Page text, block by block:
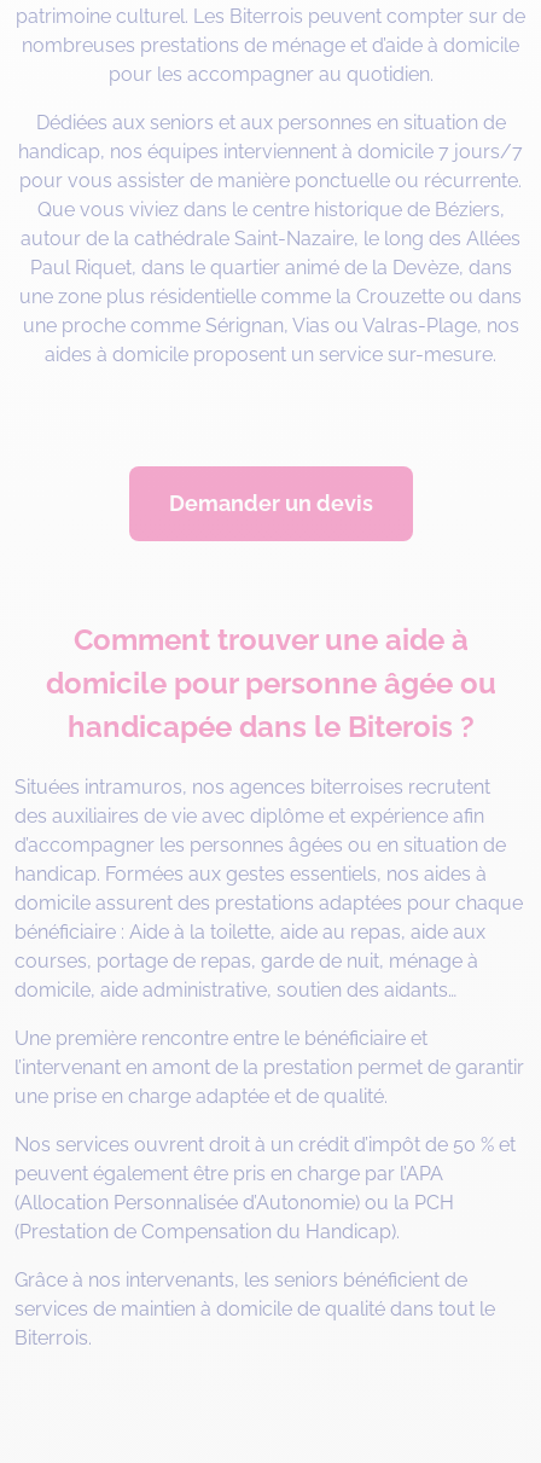
patrimoine culturel. Les Biterrois peuvent compter sur de
nombreuses prestations de ménage et d’aide à domicile
pour les accompagner au quotidien.
Dédiées aux seniors et aux personnes en situation de
handicap, nos équipes interviennent à domicile 7 jours/7
pour vous assister de manière ponctuelle ou récurrente.
Que vous viviez dans le centre historique de Béziers,
autour de la cathédrale Saint-Nazaire, le long des Allées
Paul Riquet, dans le quartier animé de la Devèze, dans
une zone plus résidentielle comme la Crouzette ou dans
une proche comme Sérignan, Vias ou Valras-Plage, nos
aides à domicile proposent un service sur-mesure.
Demander un devis
Comment trouver une aide à
domicile pour personne âgée ou
handicapée dans le Biterois ?
Situées intramuros, nos agences biterroises recrutent
des auxiliaires de vie avec diplôme et expérience afin
d’accompagner les personnes âgées ou en situation de
handicap. Formées aux gestes essentiels, nos aides à
domicile assurent des prestations adaptées pour chaque
bénéficiaire : Aide à la toilette, aide au repas, aide aux
courses, portage de repas, garde de nuit, ménage à
domicile, aide administrative, soutien des aidants…
Une première rencontre entre le bénéficiaire et
l’intervenant en amont de la prestation permet de garantir
une prise en charge adaptée et de qualité.
Nos services ouvrent droit à un crédit d’impôt de 50 % et
peuvent également être pris en charge par l’APA
(Allocation Personnalisée d’Autonomie) ou la PCH
(Prestation de Compensation du Handicap).
Grâce à nos intervenants, les seniors bénéficient de
services de maintien à domicile de qualité dans tout le
Biterrois.